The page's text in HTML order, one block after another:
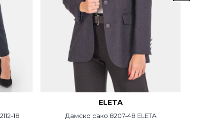
18
ELETA
Дамско сако 8207-48 ELETA